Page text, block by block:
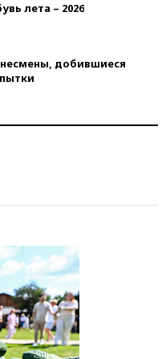
лета – 2026
добившиеся